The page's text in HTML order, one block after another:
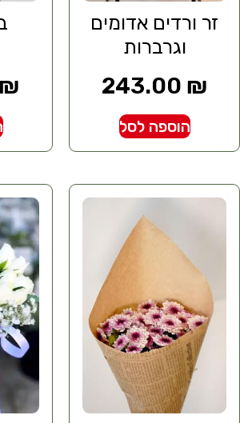
זר ורדים אדומים
וגרברות
243.00 ₪
הוספה לסל
₪